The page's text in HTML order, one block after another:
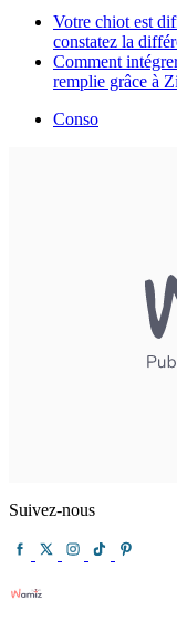
Votre chiot est
constatez la
Comment
remplie grâce à
Conso
Suivez-nous